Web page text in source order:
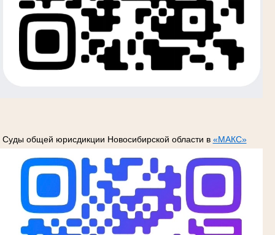
Суды общей юрисдикции Новосибирской области в «МАКС»